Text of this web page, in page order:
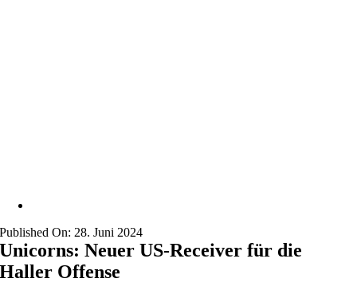
Published On: 28. Juni 2024
Unicorns: Neuer US-Receiver für die
Haller Offense